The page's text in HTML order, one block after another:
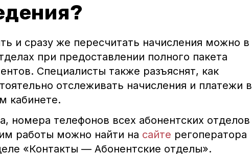
и сразу же пересчитать начисления можно в
при предоставлении полного пакета
Специалисты также разъяснят, как
отслеживать начисления и платежи в
кабинете.
номера телефонов всех абонентских отделов
работы можно найти на сайте регоператора
«Контакты — Абонентские отделы».